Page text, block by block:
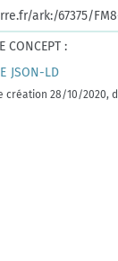
ark:/67375/
CONCEPT :
JSON-LD
création 28/10/2020,